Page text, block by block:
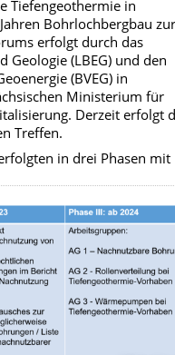
Tiefengeothermie in
Bohrlochbergbau
erfolgt durch das
Geologie (LBEG) und den
(BVEG) in
Ministerium für
Derzeit erfolgt
Treffen.
in drei Phasen mit